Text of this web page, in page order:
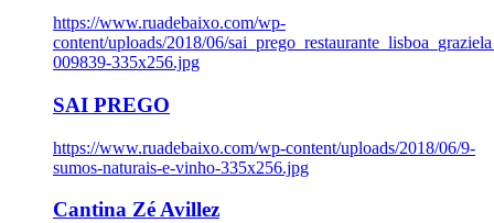
https://www.ruadebaixo.com/wp-
content/uploads/2018/06/
009839-335x256.jpg
SAI PREGO
https://www.ruadebaixo.com/wp-content/uploads/2018/06/9-
sumos-naturais-e-vinho-335x256.jpg
Cantina Zé Avillez